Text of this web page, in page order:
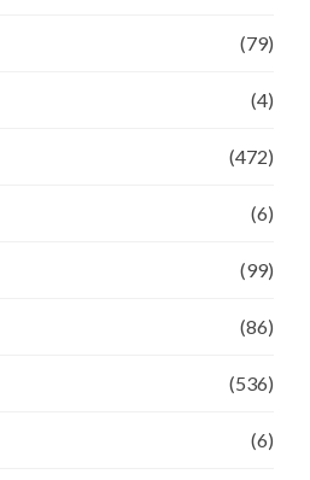
(79)
(4)
(472)
(6)
(99)
(86)
(536)
(6)